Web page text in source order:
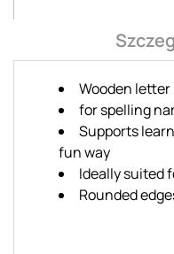
Wooden
for spelling
Supports
fun way
Ideally suited
Rounded